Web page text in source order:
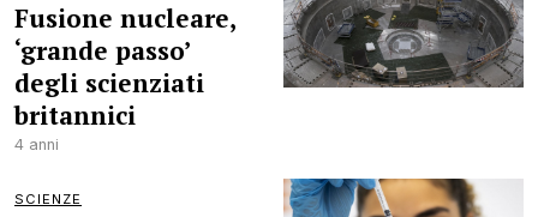
Fusione nucleare,
‘grande passo’
degli scienziati
britannici
4 anni
SCIENZE